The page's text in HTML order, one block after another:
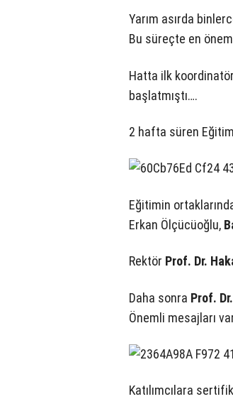
Yarım asırda
Bu süreçte en
Hatta ilk
başlatmıştı….
2 hafta süren
Eğitimin
Erkan Ölçücüoğlu,
Rektör Prof. Dr.
Daha sonra Prof.
Önemli mesajları
Katılımcılara